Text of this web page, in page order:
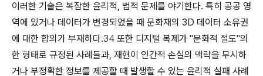
이러한 기술은 복잡한 윤리적, 법적 문제를 야기한다. 특히 공공 영
역에 있거나 데이터가 변경되었을 때 문화재의 3D 데이터 소유권
에 대한 합의가 부재하다.34 또한 디지털 복제가 "문화적 절도"의
한 형태로 규정된 사례들과, 재현이 인간적 손실의 맥락을 무시하
거나 부정확한 정보를 제공할 때 발생할 수 있는 윤리적 실패 사례